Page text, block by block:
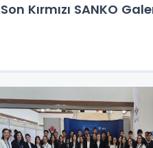
Son Kırmızı SANKO